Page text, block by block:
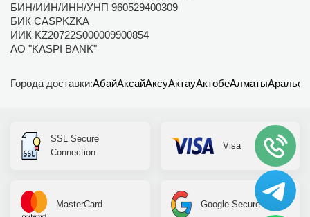
БИН/ИИН/ИНН/УНП 960529400309
БИК CASPKZKA
ИИК KZ20722S000009900854
АО "KASPI BANK"
Города доставки:АбайАксайАксуАктауАктобеАлматыАральск
SSL Secure
Connection
Visa
MasterCard Google Secure